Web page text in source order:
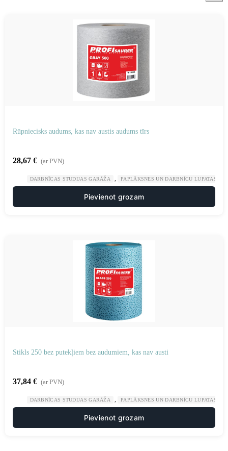
Rūpniecisks audums, kas nav austis audums tīrs
28,67 € (ar PVN)
DARBNĪCAS STUDIJAS GARĀŽA PAPLĀKSNES UN DARBNĪCU LUPATAS
Pievienot grozam
Stikls 250 bez putekļiem bez audumiem, kas nav austi
37,84 € (ar PVN)
DARBNĪCAS STUDIJAS GARĀŽA PAPLĀKSNES UN DARBNĪCU LUPATAS
Pievienot grozam